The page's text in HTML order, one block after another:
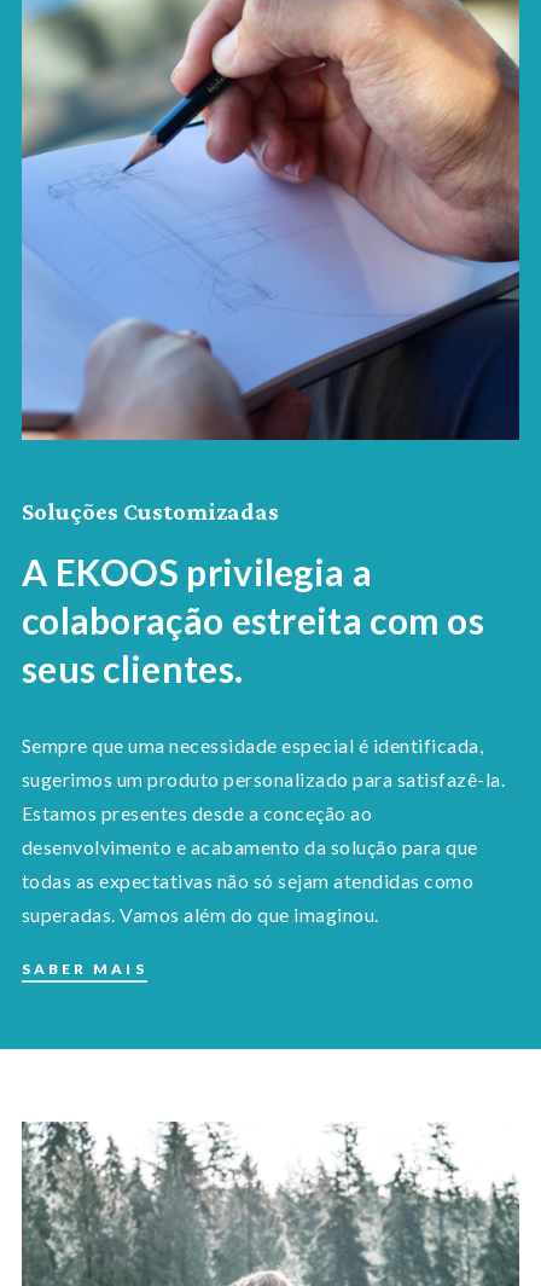
Soluções Customizadas
A EKOOS privilegia a
colaboração estreita com os
seus clientes.
Sempre que uma necessidade especial é identificada,
sugerimos um produto personalizado para satisfazê-la.
Estamos presentes desde a conceção ao
desenvolvimento e acabamento da solução para que
todas as expectativas não só sejam atendidas como
superadas. Vamos além do que imaginou.
SABER MAIS